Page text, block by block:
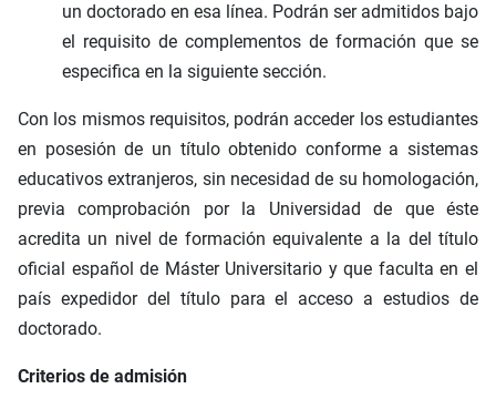
un doctorado en esa línea. Podrán ser admitidos bajo
el requisito de complementos de formación que se
especifica en la siguiente sección.
Con los mismos requisitos, podrán acceder los estudiantes
en posesión de un título obtenido conforme a sistemas
educativos extranjeros, sin necesidad de su homologación,
previa comprobación por la Universidad de que éste
acredita un nivel de formación equivalente a la del título
oficial español de Máster Universitario y que faculta en el
país expedidor del título para el acceso a estudios de
doctorado.
Criterios de admisión